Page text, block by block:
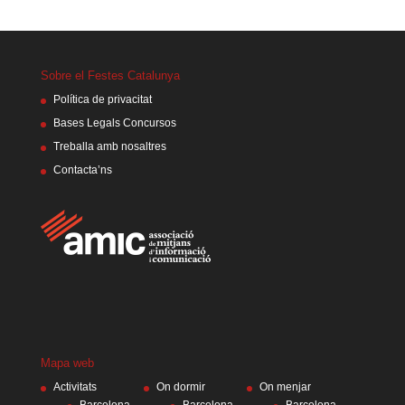
Sobre el Festes Catalunya
Política de privacitat
Bases Legals Concursos
Treballa amb nosaltres
Contacta’ns
Mapa web
Activitats
On dormir
On menjar